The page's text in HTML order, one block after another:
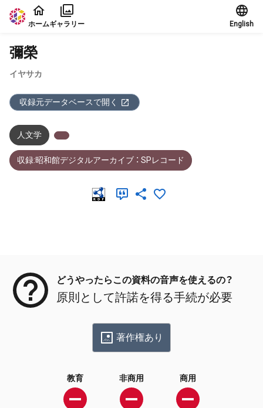
本文に飛ぶ
ホームギャラリー English
彌榮
イヤサカ
収録元データベースで開く
人文学
収録:昭和館デジタルアーカイブ ： SPレコード
どうやったらこの資料の音声を使えるの？
原則として許諾を得る手続が必要
著作権あり
教育 非商用 商用